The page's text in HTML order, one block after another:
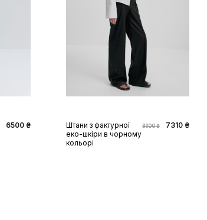
6500 ₴
ML XL
Штани з фактурної
еко-шкіри в чорному
кольорі
8600 ₴ 7310 ₴